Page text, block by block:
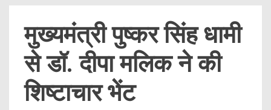
मुख्यमंत्री पुष्कर सिंह धामी
से डॉ. दीपा मलिक ने की
शिष्टाचार भेंट